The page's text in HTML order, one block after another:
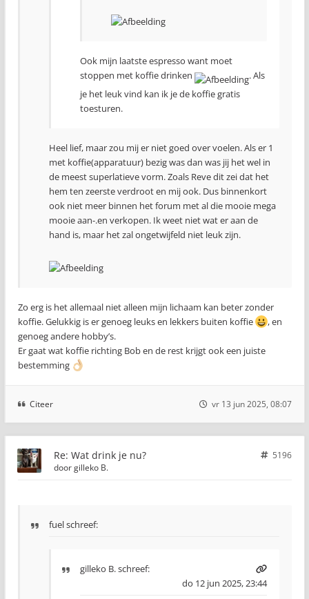
Ook mijn laatste espresso want moet
stoppen met koffie drinken
. Als
je het leuk vind kan ik je de koffie gratis
toesturen.
Heel lief, maar zou mij er niet goed over voelen. Als er 1
met koffie(apparatuur) bezig was dan was jij het wel in
de meest superlatieve vorm. Zoals Reve dit zei dat het
hem ten zeerste verdroot en mij ook. Dus binnenkort
ook niet meer binnen het forum met al die mooie mega
mooie aan-.en verkopen. Ik weet niet wat er aan de
hand is, maar het zal ongetwijfeld niet leuk zijn.
Zo erg is het allemaal niet alleen mijn lichaam kan beter zonder
koffie. Gelukkig is er genoeg leuks en lekkers buiten koffie
, en
genoeg andere hobby’s.
Er gaat wat koffie richting Bob en de rest krijgt ook een juiste
bestemming
Citeer vr 13 jun 2025, 08:07
Re: Wat drink je nu?
5196
doorgilleko B.
fuel schreef:
gilleko B.schreef:
do 12 jun 2025, 23:44